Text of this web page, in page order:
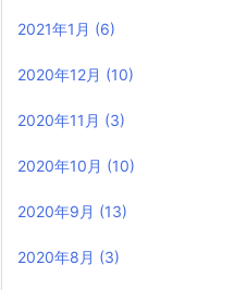
2021年1月 (6)
2020年12月 (10)
2020年11月 (3)
2020年10月 (10)
2020年9月 (13)
2020年8月 (3)